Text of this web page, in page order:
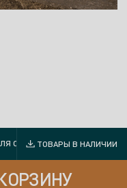
СКАЧИВАНИЯДОСТАВКА И
ТОВАРЫ В НАЛИЧИИ